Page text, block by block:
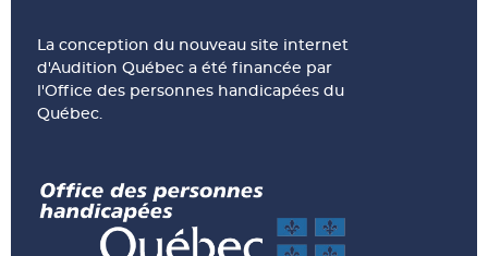
La conception du nouveau site internet
d'Audition Québec a été financée par
l'Office des personnes handicapées du
Québec.